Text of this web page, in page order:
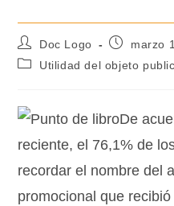
Doc Logo
marzo
Utilidad del objeto
De
reciente, el 76,1% de
recordar el nombre del
promocional que